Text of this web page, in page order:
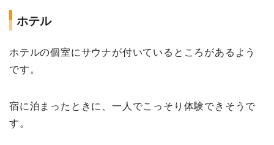
ホテル
ホテルの個室にサウナが付いているところがあるよう
です。
宿に泊まったときに、一人でこっそり体験できそうで
す。